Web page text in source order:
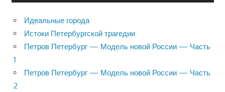
Идеальные города
Истоки Петербургской трагедии
Петров Петербург — Модель новой России — Часть
1
Петров Петербург — Модель новой России — Часть
2